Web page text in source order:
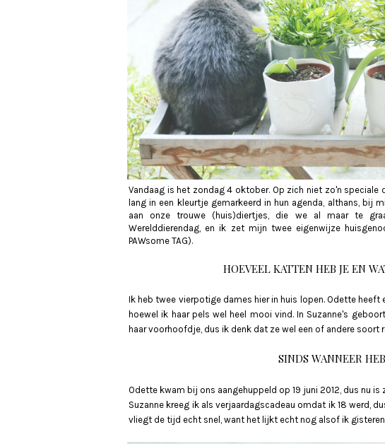
Vandaag is het zondag 4 oktober. Op zich niet zo'n
lang in een kleurtje gemarkeerd in hun agenda, althans,
aan onze trouwe (huis)diertjes, die we al maar te
Werelddierendag, en ik zet mijn twee eigenwijze
PAWsome TAG).
HOEVEEL KATTEN HEB JE EN
Ik heb twee vierpotige dames hier in huis lopen. Odette
hoewel ik haar pels wel heel mooi vind. In Suzanne's
haar voorhoofdje, dus ik denk dat ze wel een of andere soort
SINDS WANNEER
Odette kwam bij ons aangehuppeld op 19 juni 2012, dus nu
Suzanne kreeg ik als verjaardagscadeau omdat ik 18 werd,
vliegt de tijd echt snel, want het lijkt echt nog alsof ik